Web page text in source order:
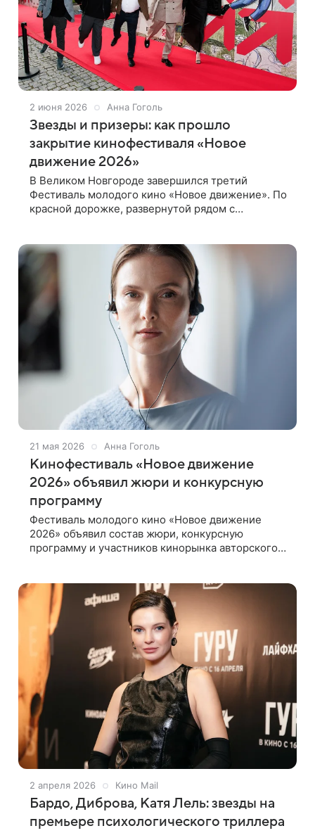
2 июня 2026 Анна Гоголь
Звезды и призеры: как прошло
закрытие кинофестиваля «Новое
движение 2026»
В Великом Новгороде завершился третий
Фестиваль молодого кино «Новое движение». По
красной дорожке, развернутой рядом с
21 мая 2026 Анна Гоголь
Кинофестиваль «Новое движение
2026» объявил жюри и конкурсную
программу
Фестиваль молодого кино «Новое движение
2026» объявил состав жюри, конкурсную
программу и участников кинорынка авторского
представители
2 апреля 2026 Кино Mail
Бардо, Диброва, Катя Лель: звезды на
премьере психологического триллера